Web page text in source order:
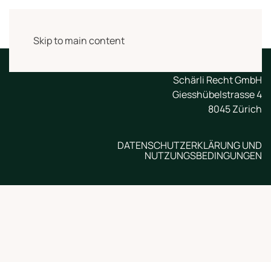
Skip to main content
Schärli Recht GmbH
Giesshübelstrasse 4
8045 Zürich
DATENSCHUTZERKLÄRUNG UND
NUTZUNGSBEDINGUNGEN